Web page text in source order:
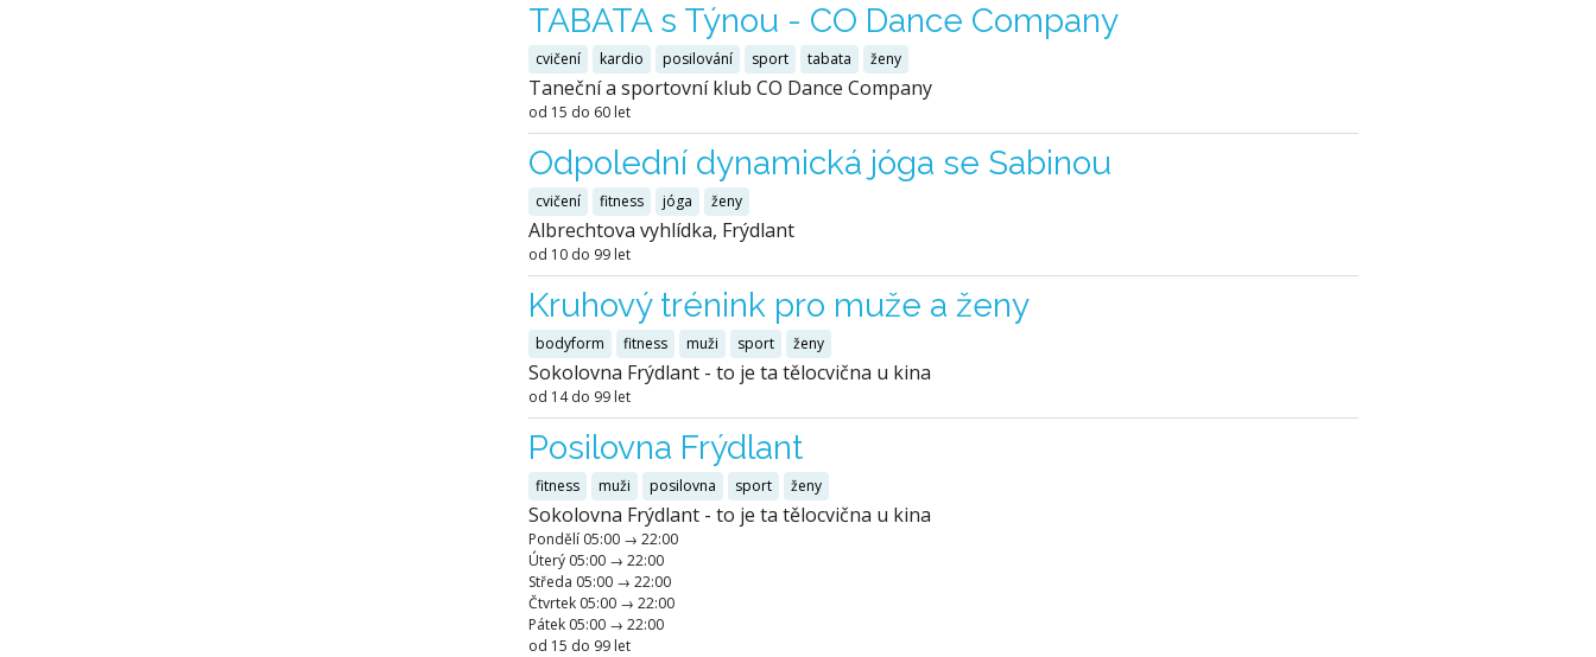
TABATA s Týnou - CO Dance Company
cvičení kardio posilování sport tabata ženy
Taneční a sportovní klub CO Dance Company
od 15 do 60 let
Odpolední dynamická jóga se Sabinou
cvičení fitness jóga ženy
Albrechtova vyhlídka, Frýdlant
od 10 do 99 let
Kruhový trénink pro muže a ženy
bodyform fitness muži sport ženy
Sokolovna Frýdlant - to je ta tělocvična u kina
od 14 do 99 let
Posilovna Frýdlant
fitness muži posilovna sport ženy
Sokolovna Frýdlant - to je ta tělocvična u kina
Pondělí 05:00→ 22:00
Úterý 05:00→ 22:00
Středa 05:00→ 22:00
Čtvrtek 05:00→ 22:00
Pátek 05:00→ 22:00
od 15 do 99 let